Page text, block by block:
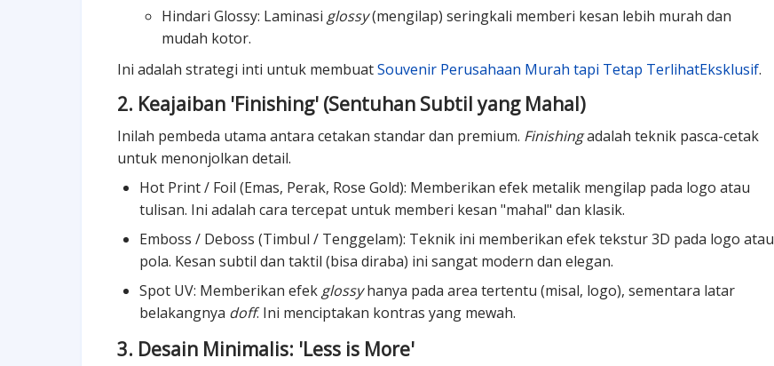
Hindari Glossy: Laminasi glossy(mengilap) seringkali memberi kesan lebih murah dan
mudah kotor.
Ini adalah strategi inti untuk membuatSouvenir Perusahaan Murah tapi Tetap TerlihatEksklusif.
2. Keajaiban 'Finishing' (Sentuhan Subtil yang Mahal)
Inilah pembeda utama antara cetakan standar dan premium. Finishingadalah teknik pasca-cetak
untuk menonjolkan detail.
Hot Print / Foil (Emas, Perak, Rose Gold): Memberikan efek metalik mengilap pada logo atau
tulisan. Ini adalah cara tercepat untuk memberi kesan "mahal" dan klasik.
Emboss / Deboss (Timbul / Tenggelam): Teknik ini memberikan efek tekstur 3D pada logo atau
pola. Kesan subtil dan taktil (bisa diraba) ini sangat modern dan elegan.
Spot UV: Memberikan efek glossyhanya pada area tertentu (misal, logo), sementara latar
belakangnya doff. Ini menciptakan kontras yang mewah.
3. Desain Minimalis: 'Less is More'